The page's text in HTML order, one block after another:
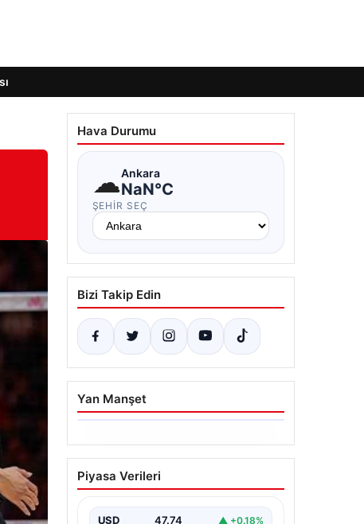
Hava Durumu
☁Ankara
NaN°C
ŞEHIR SEÇ
Bizi Takip Edin
Yan Manşet
06.08.2026
Dumanlar ilçeyi kapladı:
Bursa’da tamirhanede
Piyasa Verileri
USD 47.74 ▲ +0.18%